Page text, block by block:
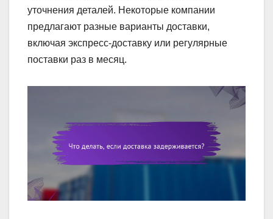
уточнения деталей. Некоторые компании
предлагают разные варианты доставки,
включая экспресс-доставку или регулярные
поставки раз в месяц.